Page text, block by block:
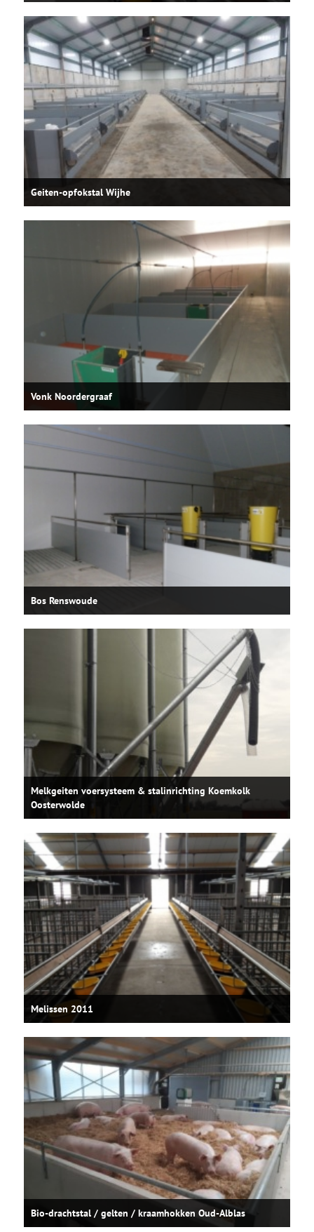
Geiten-opfokstal Wijhe
Vonk Noordergraaf
Bos Renswoude
Melkgeiten voersysteem & stalinrichting Koemkolk
Oosterwolde
Melissen 2011
Bio-drachtstal / gelten / kraamhokken Oud-Alblas